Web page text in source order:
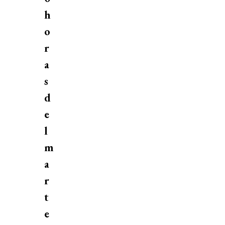
h
o
r
a
s
d
e
l
m
a
r
t
e